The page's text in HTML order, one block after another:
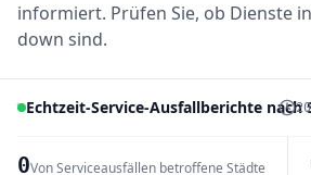
informiert. Prüfen Sie, ob Dienste
down sind.
Echtzeit-Service-Ausfallberichte nach
0Von Serviceausfällen betroffene Städte